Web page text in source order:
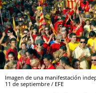
Imagen de una manifestación
11 de septiembre / EFE